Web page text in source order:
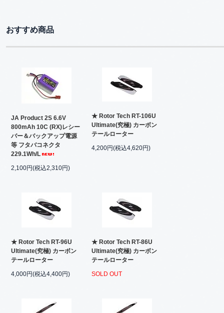
おすすめ商品
JA Product 2S 6.6V
800mAh 10C (RX)レシー
バー＆バックアップ電源
等 フタバコネクタ
229.1Wh/L
2,100円(税込2,310円)
★ Rotor Tech RT-106U
Ultimate(究極) カーボン
テールローター
4,200円(税込4,620円)
★ Rotor Tech RT-96U
Ultimate(究極) カーボン
テールローター
4,000円(税込4,400円)
★ Rotor Tech RT-86U
Ultimate(究極) カーボン
テールローター
SOLD OUT